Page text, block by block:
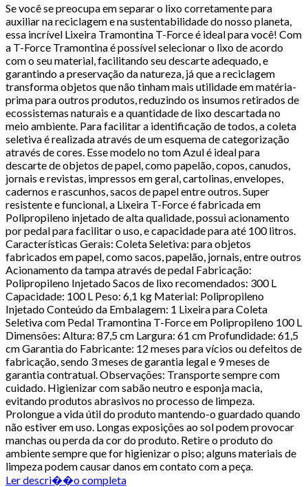
Se você se preocupa em separar o lixo corretamente para
auxiliar na reciclagem e na sustentabilidade do nosso planeta,
essa incrível Lixeira Tramontina T-Force é ideal para você! Com
a T-Force Tramontina é possível selecionar o lixo de acordo
com o seu material, facilitando seu descarte adequado, e
garantindo a preservação da natureza, já que a reciclagem
transforma objetos que não tinham mais utilidade em matéria-
prima para outros produtos, reduzindo os insumos retirados de
ecossistemas naturais e a quantidade de lixo descartada no
meio ambiente. Para facilitar a identificação de todos, a coleta
seletiva é realizada através de um esquema de categorização
através de cores. Esse modelo no tom Azul é ideal para
descarte de objetos de papel, como papelão, copos, canudos,
jornais e revistas, impressos em geral, cartolinas, envelopes,
cadernos e rascunhos, sacos de papel entre outros. Super
resistente e funcional, a Lixeira T-Force é fabricada em
Polipropileno injetado de alta qualidade, possui acionamento
por pedal para facilitar o uso, e capacidade para até 100 litros.
Características Gerais: Coleta Seletiva: para objetos
fabricados em papel, como sacos, papelão, jornais, entre outros
Acionamento da tampa através de pedal Fabricação:
Polipropileno Injetado Sacos de lixo recomendados: 300 L
Capacidade: 100 L Peso: 6,1 kg Material: Polipropileno
Injetado Conteúdo da Embalagem: 1 Lixeira para Coleta
Seletiva com Pedal Tramontina T-Force em Polipropileno 100 L
Dimensões: Altura: 87,5 cm Largura: 61 cm Profundidade: 61,5
cm Garantia do Fabricante: 12 meses para vícios ou defeitos de
fabricação, sendo 3 meses de garantia legal e 9 meses de
garantia contratual. Observações: Transporte sempre com
cuidado. Higienizar com sabão neutro e esponja macia,
evitando produtos abrasivos no processo de limpeza.
Prolongue a vida útil do produto mantendo-o guardado quando
não estiver em uso. Longas exposições ao sol podem provocar
manchas ou perda da cor do produto. Retire o produto do
ambiente sempre que for higienizar o piso; alguns materiais de
limpeza podem causar danos em contato com a peça.
Ler descri��o completa